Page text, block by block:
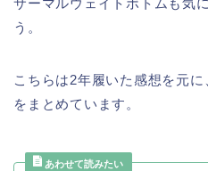
サーマルウェイトボトムも気
う。
こちらは2年履いた感想を元
をまとめています。